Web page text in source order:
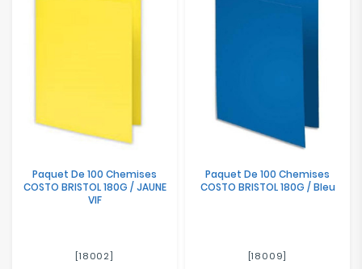
Paquet De 100 Chemises
COSTO BRISTOL 180G / JAUNE
VIF
[18002]
Paquet De 100 Chemises
COSTO BRISTOL 180G / Bleu
[18009]